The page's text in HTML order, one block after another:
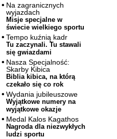
Na zagranicznych
wyjazdach
Misje specjalne w
świecie wielkiego sportu
Tempo kuźnią kadr
Tu zaczynali. Tu stawali
się gwiazdami
Nasza Specjalność:
Skarby Kibica
Biblia kibica, na którą
czekało się co rok
Wydania jubileuszowe
Wyjątkowe numery na
wyjątkowe okazje
Medal Kalos Kagathos
Nagroda dla niezwykłych
ludzi sportu